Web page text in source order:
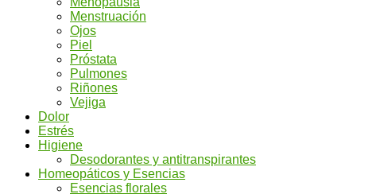
Menstruación
Ojos
Piel
Próstata
Pulmones
Riñones
Vejiga
Dolor
Estrés
Higiene
Desodorantes y antitranspirantes
Homeopáticos y Esencias
Esencias florales